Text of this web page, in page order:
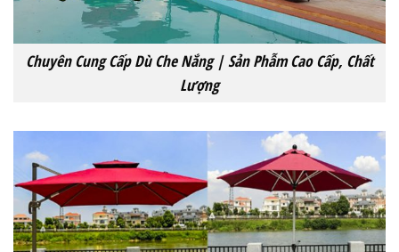
Chuyên Cung Cấp Dù Che Nắng | Sản Phẫm Cao Cấp, Chất
Lượng